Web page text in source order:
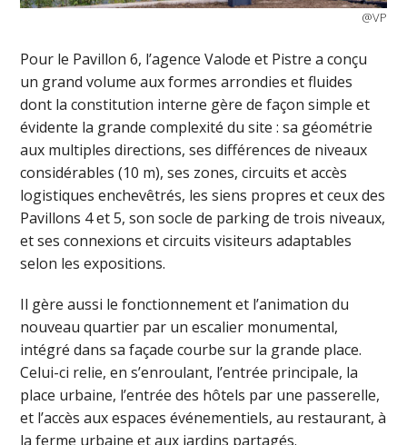
@VP
Pour le Pavillon 6, l’agence Valode et Pistre a conçu
un grand volume aux formes arrondies et fluides
dont la constitution interne gère de façon simple et
évidente la grande complexité du site : sa géométrie
aux multiples directions, ses différences de niveaux
considérables (10 m), ses zones, circuits et accès
logistiques enchevêtrés, les siens propres et ceux des
Pavillons 4 et 5, son socle de parking de trois niveaux,
et ses connexions et circuits visiteurs adaptables
selon les expositions.
Il gère aussi le fonctionnement et l’animation du
nouveau quartier par un escalier monumental,
intégré dans sa façade courbe sur la grande place.
Celui-ci relie, en s’enroulant, l’entrée principale, la
place urbaine, l’entrée des hôtels par une passerelle,
et l’accès aux espaces événementiels, au restaurant, à
la ferme urbaine et aux jardins partagés.